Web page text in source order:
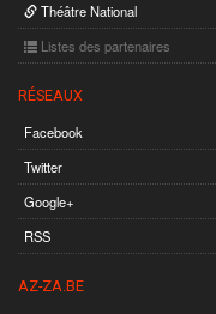
Théâtre National
Listes des partenaires
RÉSEAUX
Facebook
Twitter
Google+
RSS
AZ-ZA.BE